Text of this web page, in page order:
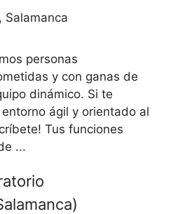
Salamanca
personas
y con ganas de
dinámico. Si te
ágil y orientado al
Tus funciones
...